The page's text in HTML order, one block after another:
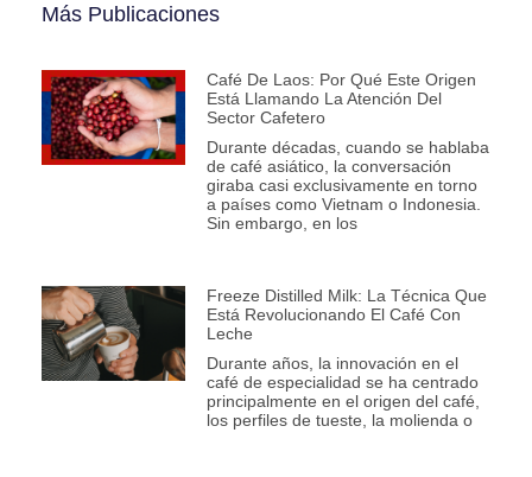
Más Publicaciones
Café De Laos: Por Qué Este Origen
Está Llamando La Atención Del
Sector Cafetero
Durante décadas, cuando se hablaba
de café asiático, la conversación
giraba casi exclusivamente en torno
a países como Vietnam o Indonesia.
Sin embargo, en los
Freeze Distilled Milk: La Técnica Que
Está Revolucionando El Café Con
Leche
Durante años, la innovación en el
café de especialidad se ha centrado
principalmente en el origen del café,
los perfiles de tueste, la molienda o